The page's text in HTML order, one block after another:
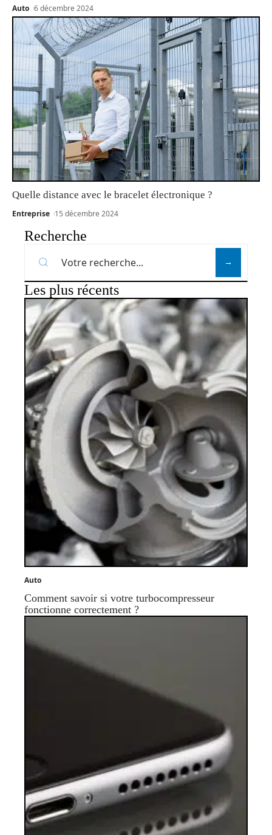
Auto 6 décembre 2024
Quelle distance avec le bracelet électronique ?
Entreprise 15 décembre 2024
Recherche
Les plus récents
Auto
Comment savoir si votre turbocompresseur
fonctionne correctement ?